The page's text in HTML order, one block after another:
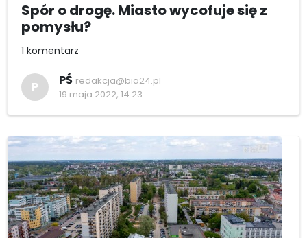
Spór o drogę. Miasto wycofuje się z
pomysłu?
1 komentarz
P PŚ redakcja@bia24.pl
19 maja 2022, 14:23